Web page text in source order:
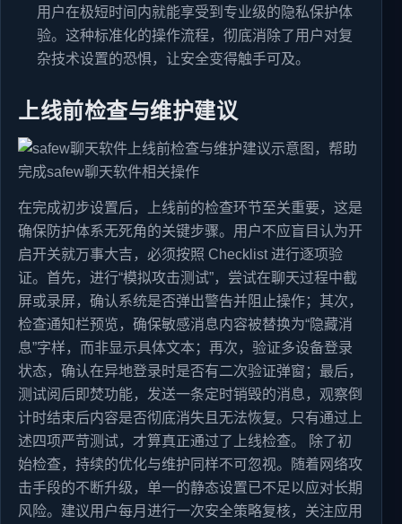
用户在极短时间内就能享受到专业级的隐私保护体
验。这种标准化的操作流程，彻底消除了用户对复
杂技术设置的恐惧，让安全变得触手可及。
上线前检查与维护建议
在完成初步设置后，上线前的检查环节至关重要，这是
确保防护体系无死角的关键步骤。用户不应盲目认为开
启开关就万事大吉，必须按照 Checklist 进行逐项验
证。首先，进行“模拟攻击测试”，尝试在聊天过程中截
屏或录屏，确认系统是否弹出警告并阻止操作；其次，
检查通知栏预览，确保敏感消息内容被替换为“隐藏消
息”字样，而非显示具体文本；再次，验证多设备登录
状态，确认在异地登录时是否有二次验证弹窗；最后，
测试阅后即焚功能，发送一条定时销毁的消息，观察倒
计时结束后内容是否彻底消失且无法恢复。只有通过上
述四项严苛测试，才算真正通过了上线检查。 除了初
始检查，持续的优化与维护同样不可忽视。随着网络攻
击手段的不断升级，单一的静态设置已不足以应对长期
风险。建议用户每月进行一次安全策略复核，关注应用